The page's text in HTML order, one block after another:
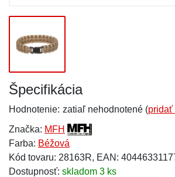
Špecifikácia
Hodnotenie: zatiaľ nehodnotené (pridať
Značka: MFH
Farba: Béžová
Kód tovaru: 28163R, EAN:
Dostupnosť: skladom 3 ks